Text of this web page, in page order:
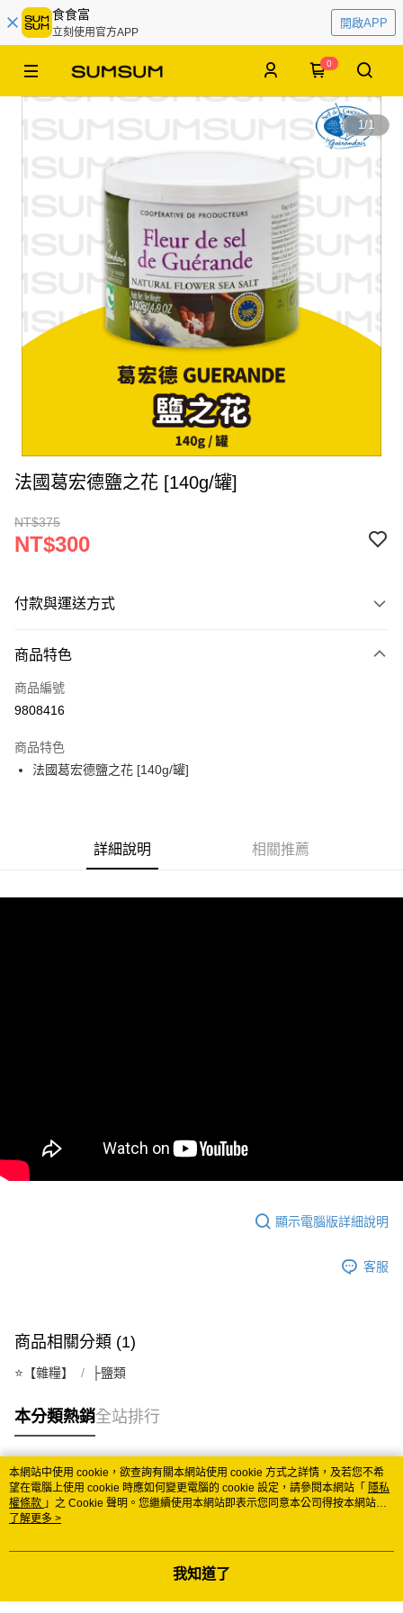
食食富
立刻使用官方APP
開啟APP
0
1/1
法國葛宏德鹽之花 [140g/罐]
NT$375
NT$300
付款與運送方式
信用卡一次付款
超商取貨付款
Apple Pay
ATM付款
付款後7-11取貨
每筆NT$60
免運費
商品特色
商品編號
9808416
商品特色
法國葛宏德鹽之花 [140g/罐]
詳細說明 相關推薦
顯示電腦版詳細說明
客服
商品相關分類 (1)
⭐️【雜糧】 ├鹽類
本分類熱銷全站排行
熱門標籤
本網站中使用 cookie，欲查詢有關本網站使用 cookie 方式之詳情，及若您不希
望在電腦上使用 cookie 時應如何變更電腦的 cookie 設定，請參閱本網站「 隱私
權條款 」之 Cookie 聲明。您繼續使用本網站即表示您同意本公司得按本網站使
用條款之 Cookie 聲明使用 cookie。
了解更多 >
我知道了